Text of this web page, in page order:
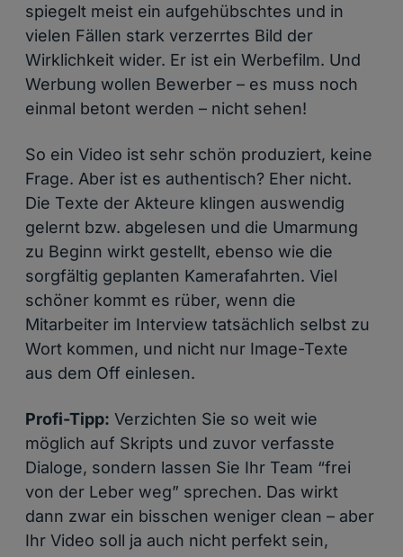
spiegelt meist ein aufgehübschtes und in
vielen Fällen stark verzerrtes Bild der
Wirklichkeit wider. Er ist ein Werbefilm. Und
Werbung wollen Bewerber – es muss noch
einmal betont werden – nicht sehen!
So ein Video ist sehr schön produziert, keine
Frage. Aber ist es authentisch? Eher nicht.
Die Texte der Akteure klingen auswendig
gelernt bzw. abgelesen und die Umarmung
zu Beginn wirkt gestellt, ebenso wie die
sorgfältig geplanten Kamerafahrten. Viel
schöner kommt es rüber, wenn die
Mitarbeiter im Interview tatsächlich selbst zu
Wort kommen, und nicht nur Image-Texte
aus dem Off einlesen.
Profi-Tipp: Verzichten Sie so weit wie
möglich auf Skripts und zuvor verfasste
Dialoge, sondern lassen Sie Ihr Team “frei
von der Leber weg” sprechen. Das wirkt
dann zwar ein bisschen weniger clean – aber
Ihr Video soll ja auch nicht perfekt sein,